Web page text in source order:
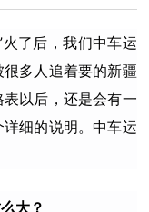
火了后，我们中车运
多人追着要的新疆
以后，还是会有一
细的说明。中车运
大？